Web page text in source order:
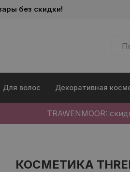
Skip
без скидки!
Для волос Декоративная
TRAWENMOOR:
КОСМЕТИКА